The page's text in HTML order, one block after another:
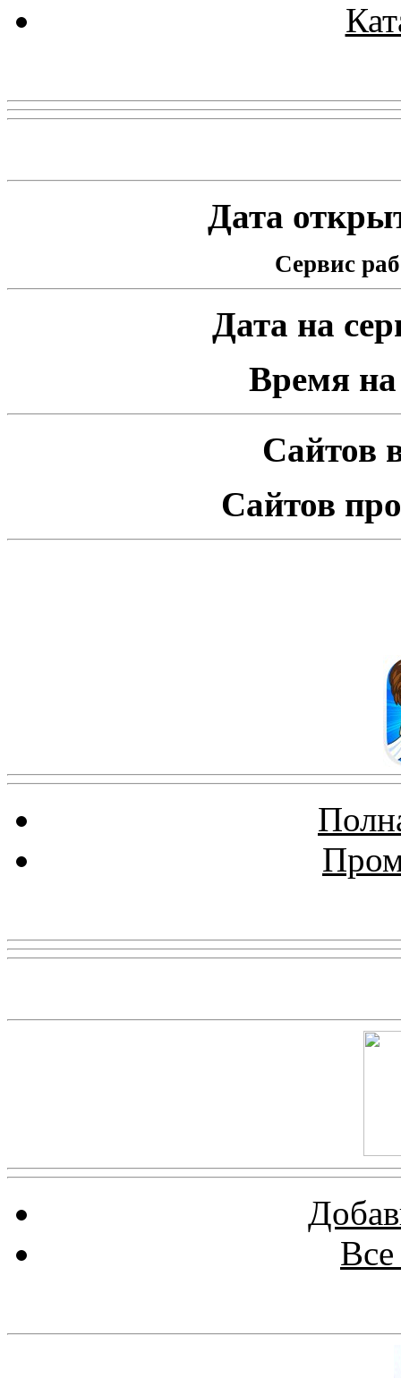
Дата
Сервис
Дата на
Время на
Сайтов
Сайтов